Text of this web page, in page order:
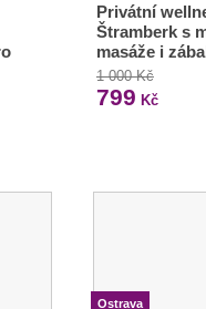
Privátní
Štramberk s
masáže i
1 000 Kč
799 Kč
Ostrava